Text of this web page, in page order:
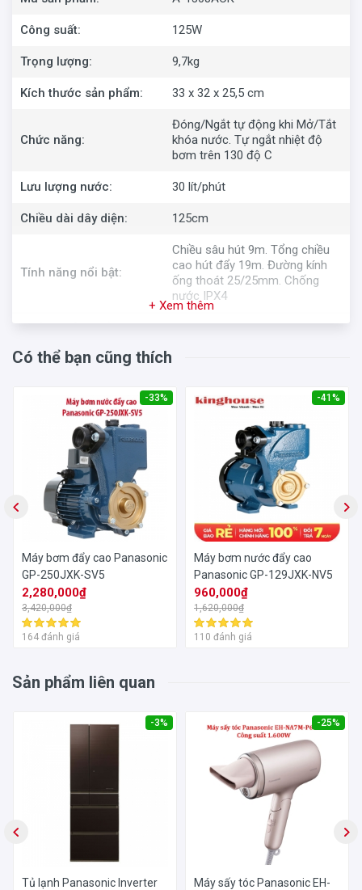
Công suất: 125W
Trọng lượng: 9,7kg
Kích thước sản phẩm: 33 x 32 x 25,5 cm
Chức năng:
Đóng/Ngắt tự động khi Mở/Tắt
khóa nước. Tự ngắt nhiệt độ
bơm trên 130 độ C
Lưu lượng nước: 30 lít/phút
Chiều dài dây diện: 125cm
Tính năng nổi bật:
Chiều sâu hút 9m. Tổng chiều
cao hút đẩy 19m. Đường kính
ống thoát 25/25mm. Chống
nước IPX4
Xuất xứ sản phẩm: Indonesia
Xuất xứ thương hiệu:
12 Tháng
+ Xem thêm
Có thể bạn cũng thích
-33%
Máy bơm đẩy cao Panasonic
GP-250JXK-SV5
2,280,000₫
3,420,000₫
164 đánh giá
-41%
Máy bơm nước đẩy cao
Panasonic GP-129JXK-NV5
960,000₫
1,620,000₫
110 đánh giá
Sản phẩm liên quan
-3%
Tủ lạnh Panasonic Inverter
-25%
Máy sấy tóc Panasonic EH-